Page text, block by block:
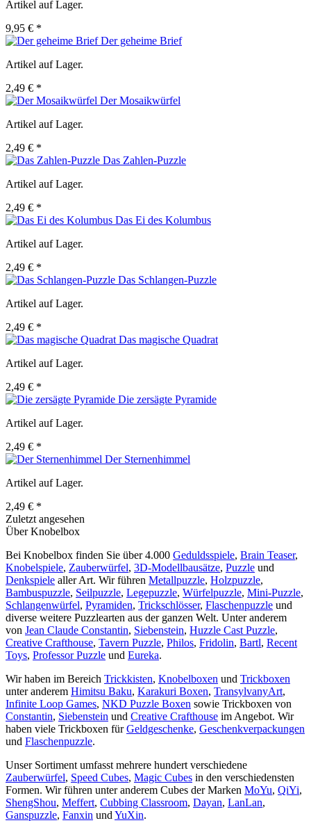
Artikel auf Lager.
9,95 € *
Der geheime Brief
Artikel auf Lager.
2,49 € *
Der Mosaikwürfel
Artikel auf Lager.
2,49 € *
Das Zahlen-Puzzle
Artikel auf Lager.
2,49 € *
Das Ei des Kolumbus
Artikel auf Lager.
2,49 € *
Das Schlangen-Puzzle
Artikel auf Lager.
2,49 € *
Das magische Quadrat
Artikel auf Lager.
2,49 € *
Die zersägte Pyramide
Artikel auf Lager.
2,49 € *
Der Sternenhimmel
Artikel auf Lager.
2,49 € *
Zuletzt angesehen
Über Knobelbox
Bei Knobelbox finden Sie über 4.000 Geduldsspiele, Brain Teaser,
Knobelspiele, Zauberwürfel, 3D-Modellbausätze, Puzzle und
Denkspiele aller Art. Wir führen Metallpuzzle, Holzpuzzle,
Bambuspuzzle, Seilpuzzle, Legepuzzle, Würfelpuzzle, Mini-Puzzle,
Schlangenwürfel, Pyramiden, Trickschlösser, Flaschenpuzzle und
diverse weitere Puzzlearten aus der ganzen Welt. Unter anderem
von Jean Claude Constantin, Siebenstein, Huzzle Cast Puzzle,
Creative Crafthouse, Tavern Puzzle, Philos, Fridolin, Bartl, Recent
Toys, Professor Puzzle und Eureka.
Wir haben im Bereich Trickkisten, Knobelboxen und Trickboxen
unter anderem Himitsu Baku, Karakuri Boxen, TransylvanyArt,
Infinite Loop Games, NKD Puzzle Boxen sowie Trickboxen von
Constantin, Siebenstein und Creative Crafthouse im Angebot. Wir
haben viele Trickboxen fürGeldgeschenke, Geschenkverpackungen
und Flaschenpuzzle.
Unser Sortiment umfasst mehrere hundert verschiedene
Zauberwürfel, Speed Cubes, Magic Cubes in den verschiedensten
Formen. Wir führen unter anderem Cubes der Marken MoYu, QiYi,
ShengShou, Meffert, Cubbing Classroom, Dayan, LanLan,
Ganspuzzle, Fanxin und YuXin.